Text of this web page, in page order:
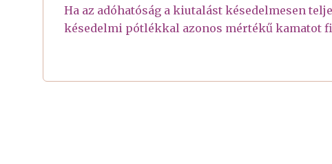
Ha az adóhatóság a kiutalást késedelmesen
késedelmi pótlékkal azonos mértékű kamatot